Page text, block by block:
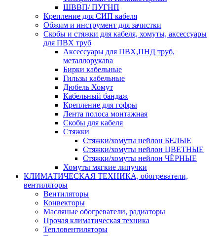
ШВВП/ ПУГНП
Крепление для СИП кабеля
Обжим и инструмент для зачистки
Скобы и стяжки для кабеля, хомуты, аксессуары
для ПВХ труб
Аксессуары для ПВХ,ПНД труб,
металлорукава
Бирки кабельные
Гильзы кабельные
Дюбель Хомут
Кабельный бандаж
Крепление для гофры
Лента полоса монтажная
Скобы для кабеля
Стяжки
Стяжки/хомуты нейлон БЕЛЫЕ
Стяжки/хомуты нейлон ЦВЕТНЫЕ
Стяжки/хомуты нейлон ЧЁРНЫЕ
Хомуты мягкие липучки
КЛИМАТИЧЕСКАЯ ТЕХНИКА, обогреватели,
вентиляторы
Вентиляторы
Конвекторы
Масляные обогреватели, радиаторы
Прочая климатическая техника
Тепловентиляторы